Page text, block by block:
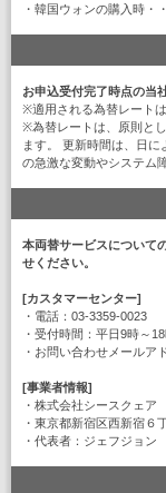
・韓国ウォンの購入時・
お申込受付完了時点の当
※適用される為替レート
※為替レートは、原則と
ます。 更新時間は、日
の急激な変動やシステム
本両替サービスについて
せください。
[カスタマーセンター]
・電話：03-3359-0023
・受付時間：平日9時～
・お問い合わせメールア
[事業者情報]
・株式会社シースクェア
・東京都新宿区西新宿
・代表者：ジェフジョン